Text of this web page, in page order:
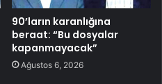
90’ların karanlığına
beraat: “Bu dosyalar
kapanmayacak”
Ağustos 6, 2026